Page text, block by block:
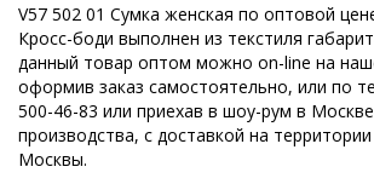
V57 502 01 Сумка женская по оптовой
Кросс-боди выполнен из текстиля
данный товар оптом можно on-line на
оформив заказ самостоятельно, или по
500-46-83 или приехав в шоу-рум в
производства, с доставкой на
Москвы.